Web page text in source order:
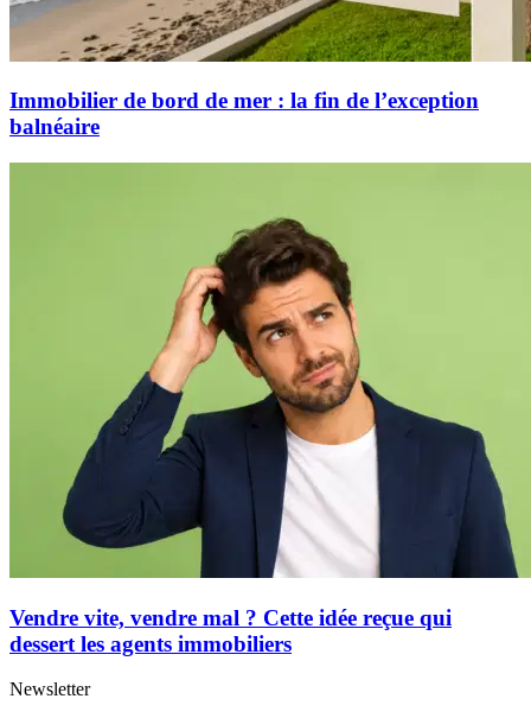
Immobilier de bord de mer : la fin de l’exception
balnéaire
Vendre vite, vendre mal ? Cette idée reçue qui
dessert les agents immobiliers
Newsletter